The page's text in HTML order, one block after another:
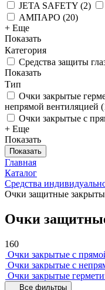
JETA SAFETY (2)
АМПАРО (20)
+ Еще
Показать
Категория
Средства защиты
Показать
Тип
Очки закрытые
непрямой вентиляцией (
Очки закрытые с
+ Еще
Показать
Показать
Главная
Каталог
Средства
Очки защитные
Очки
160
Очки закрытые с
Очки закрытые с
Очки закрытые
Все фильтры